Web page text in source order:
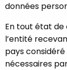
données
En tout état de
l’entité
pays
nécessaires